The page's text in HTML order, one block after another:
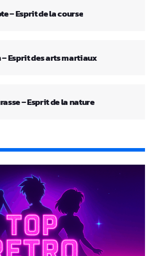
– Esprit de la course
– Esprit des arts martiaux
– Esprit de la nature